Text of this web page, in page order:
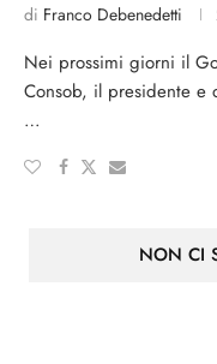
di Franco Debenedetti
Nei prossimi giorni il
Consob, il presidente e
…
NON CI